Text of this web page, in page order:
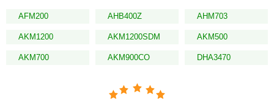
AFM200 AHB400Z AHM703
AKM1200 AKM1200SDM AKM500
AKM700 AKM900CO DHA3470